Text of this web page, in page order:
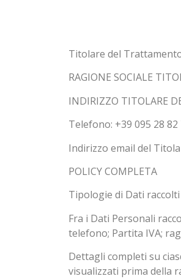
Titolare del
RAGIONE SOCIALE
INDIRIZZO TITOLARE
Telefono: +39 095 28
Indirizzo email del
POLICY COMPLETA
Tipologie di Dati raccolti
Fra i Dati Personali
telefono; Partita IVA;
Dettagli completi su
visualizzati prima della